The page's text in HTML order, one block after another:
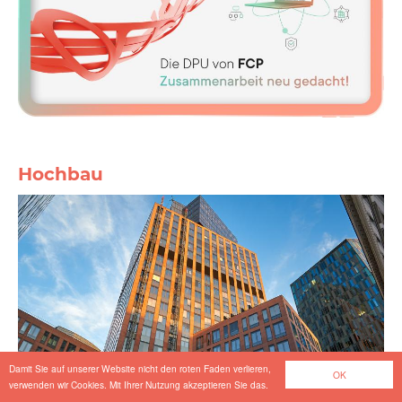
OK
Damit Sie auf unserer Website nicht den roten Faden verlieren,
verwenden wir Cookies. Mit Ihrer Nutzung akzeptieren Sie das.
Hochbau